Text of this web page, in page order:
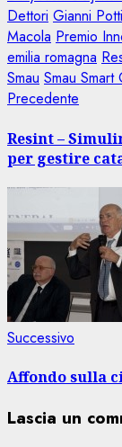
Dettori Gianni Potti
Macola Premio
emilia romagna
Smau Smau Smart
Navigazione
articolo
Precedente
Resint –
per gestire
Successivo
Affondo sulla
Lascia un